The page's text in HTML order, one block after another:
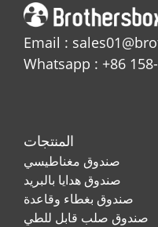
Email :
Whatsapp : +86
المنتجات
صندوق مغناطيسي
صندوق هدايا بالبريد
صندوق بغطاء وقاعدة
صندوق صلب قابل للطي